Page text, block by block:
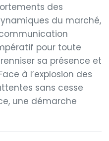
des
du marché,
pour toute
sa présence et
à l’explosion des
sans cesse
une démarche